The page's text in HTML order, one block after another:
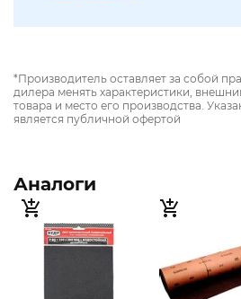
*Производитель оставляет за собой
дилера менять характеристики,
товара и место его производства.
является публичной офертой
Аналоги